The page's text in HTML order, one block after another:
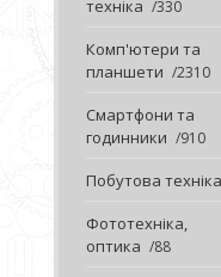
техніка
330
Комп'ютери та
планшети
2310
Смартфони та
годинники
910
Побутова техніка
Фототехніка,
оптика
88